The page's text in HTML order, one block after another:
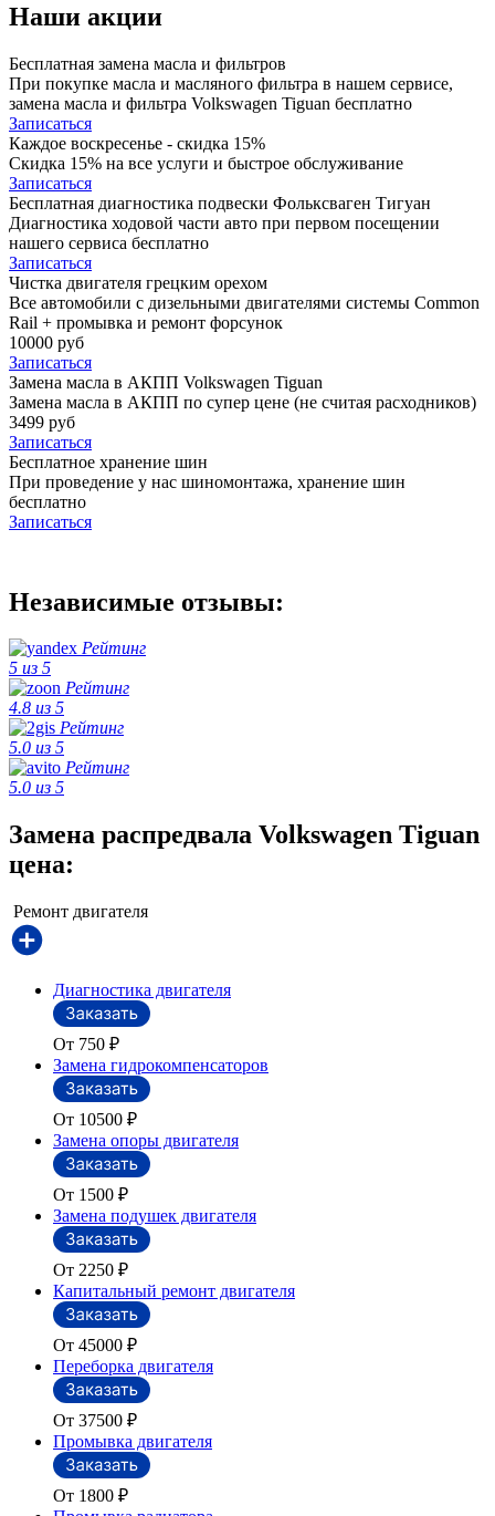
Наши акции
Бесплатная замена масла и фильтров
При покупке масла и масляного фильтра в нашем сервисе,
замена масла и фильтра Volkswagen Tiguan бесплатно
Записаться
Каждое воскресенье - скидка 15%
Скидка 15% на все услуги и быстрое обслуживание
Записаться
Бесплатная диагностика подвески Фольксваген Тигуан
Диагностика ходовой части авто при первом посещении
нашего сервиса бесплатно
Записаться
Чистка двигателя грецким орехом
Все автомобили c дизельными двигателями системы Common
Rail + промывка и ремонт форсунок
10000 руб
Записаться
Замена масла в АКПП Volkswagen Tiguan
Замена масла в АКПП по супер цене (не считая расходников)
3499 руб
Записаться
Бесплатное хранение шин
При проведение у нас шиномонтажа, хранение шин
бесплатно
Записаться
Независимые отзывы:
Рейтинг
5 из 5
Рейтинг
4.8 из 5
Рейтинг
5.0 из 5
Рейтинг
5.0 из 5
Замена распредвала Volkswagen Tiguan
цена:
Ремонт двигателя
Диагностика двигателя
От 750 ₽
Замена гидрокомпенсаторов
От 10500 ₽
Замена опоры двигателя
От 1500 ₽
Замена подушек двигателя
От 2250 ₽
Капитальный ремонт двигателя
От 45000 ₽
Переборка двигателя
От 37500 ₽
Промывка двигателя
От 1800 ₽